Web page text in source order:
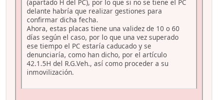
(apartado H del PC), por lo que si no se tiene el PC
delante habría que realizar gestiones para
confirmar dicha fecha.
Ahora, estas placas tiene una validez de 10 o 60
días según el caso, por lo que una vez superado
ese tiempo el PC estaría caducado y se
denunciaría, como han dicho, por el artículo
42.1.5H del R.G.Veh., así como proceder a su
inmovilización.